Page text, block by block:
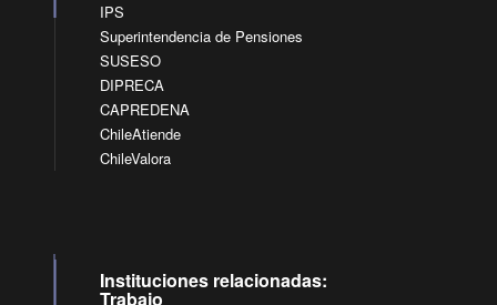
IPS
Superintendencia de Pensiones
SUSESO
DIPRECA
CAPREDENA
ChileAtiende
ChileValora
Instituciones relacionadas:
Trabajo